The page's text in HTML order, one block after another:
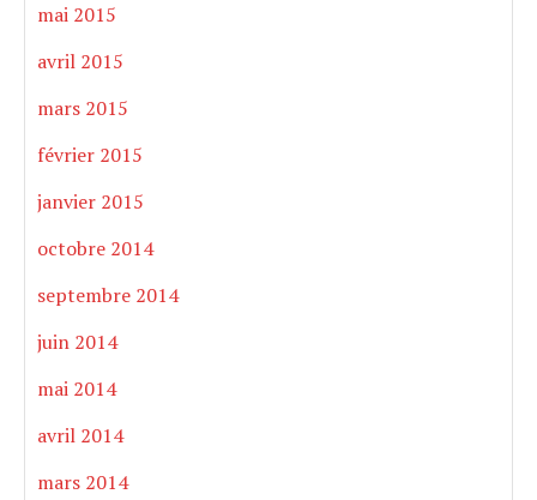
mai 2015
avril 2015
mars 2015
février 2015
janvier 2015
octobre 2014
septembre 2014
juin 2014
mai 2014
avril 2014
mars 2014